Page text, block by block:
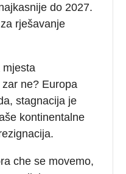
do 2027.
rješavanje
mjesta
ne? Europa
stagnacija je
kontinentalne
che se movemo,